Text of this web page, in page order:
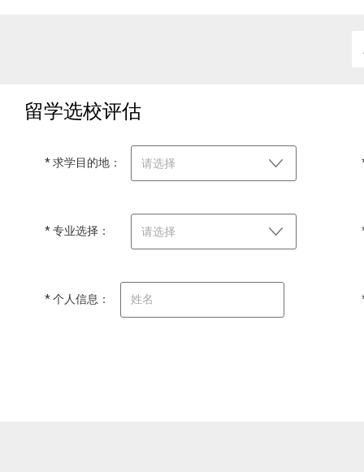
留学选校评估
* 求学目的地： 请选择
* 专业选择： 请选择
* 个人信息：